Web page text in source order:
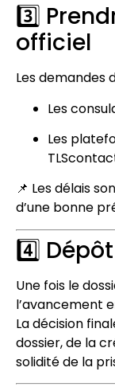
3️⃣
officiel
Les demandes
Les
Les
📌 Les délais
d’une bonne
4️⃣
Une fois le
l’avancement
La décision
dossier, de la
solidité de la